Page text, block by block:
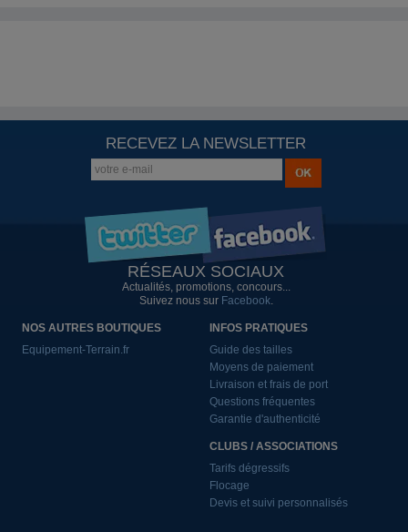
RECEVEZ LA NEWSLETTER
RÉSEAUX SOCIAUX
Actualités, promotions, concours...
Suivez nous sur Facebook.
NOS AUTRES BOUTIQUES
Equipement-Terrain.fr
INFOS PRATIQUES
Guide des tailles
Moyens de paiement
Livraison et frais de port
Questions fréquentes
Garantie d'authenticité
CLUBS / ASSOCIATIONS
Tarifs dégressifs
Flocage
Devis et suivi personnalisés